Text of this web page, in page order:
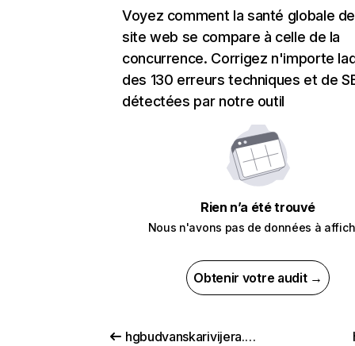
Voyez comment la santé globale
site web se compare à celle de la
concurrence. Corrigez n'importe
des 130 erreurs techniques et de
détectées par notre outil
Rien n’a été trouvé
Nous n'avons pas de données à
Obtenir votre audit →
hgbudvanskarivijera.com